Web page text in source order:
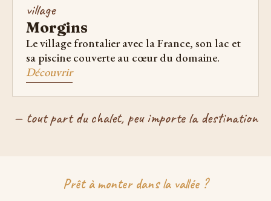
village
Morgins
Le village frontalier avec la France, son lac et
sa piscine couverte au cœur du domaine.
Découvrir
— tout part du chalet, peu importe la destination
Prêt à monter dans la vallée ?